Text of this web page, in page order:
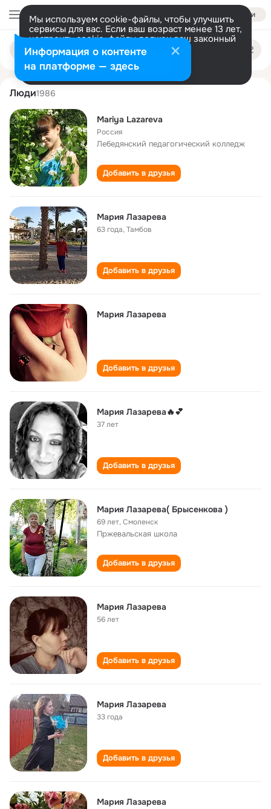
Войти
Мы используем cookie-файлы, чтобы улучшить
сервисы для вас. Если ваш возраст менее 13 лет,
настроить cookie-файлы должен ваш законный
представитель. Больше информации
Разрешить все Настроить
Поиск
людям
mariya lazareva
Люди1986
Mariya Lazareva
Россия
Лебедянский педагогический колледж
Добавить в друзья
Мария Лазарева
63 года,Тамбов
Добавить в друзья
Мария Лазарева
Добавить в друзья
Мария Лазарева🔥💕
37 лет
Добавить в друзья
Мария Лазарева( Брысенкова )
69 лет,Смоленск
Пржевальская школа
Добавить в друзья
Мария Лазарева
56 лет
Добавить в друзья
Мария Лазарева
33 года
Добавить в друзья
Мария Лазарева
Информация о контенте
на платформе — здесь